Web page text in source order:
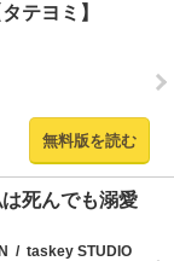
テヨミ】
無料版を読む
死んでも溺愛
/ taskey STUDIO